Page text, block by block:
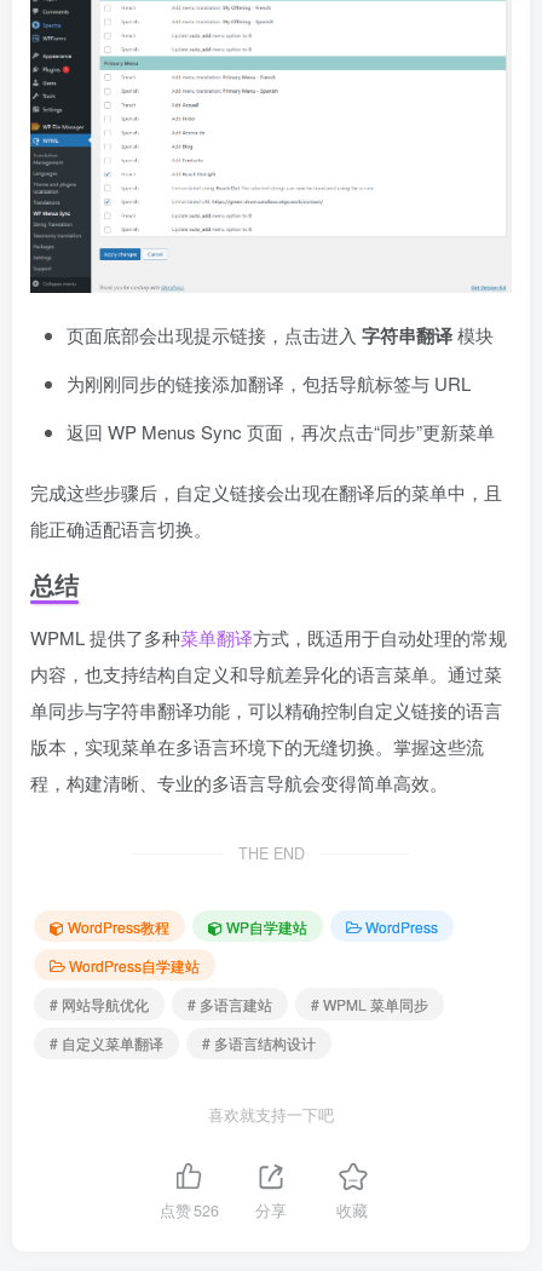
页面底部会出现提示链接，点击进入 字符串翻译模块
为刚刚同步的链接添加翻译，包括导航标签与 URL
返回 WP Menus Sync 页面，再次点击“同步”更新菜单
完成这些步骤后，自定义链接会出现在翻译后的菜单中，且
能正确适配语言切换。
总结
WPML 提供了多种菜单翻译方式，既适用于自动处理的常规
内容，也支持结构自定义和导航差异化的语言菜单。通过菜
单同步与字符串翻译功能，可以精确控制自定义链接的语言
版本，实现菜单在多语言环境下的无缝切换。掌握这些流
程，构建清晰、专业的多语言导航会变得简单高效。
THE END
WordPress教程 WP自学建站
WordPress
WordPress自学建站
# 网站导航优化
# 多语言建站
# WPML 菜单同步
# 自定义菜单翻译
# 多语言结构设计
喜欢就支持一下吧
点赞526 分享 收藏